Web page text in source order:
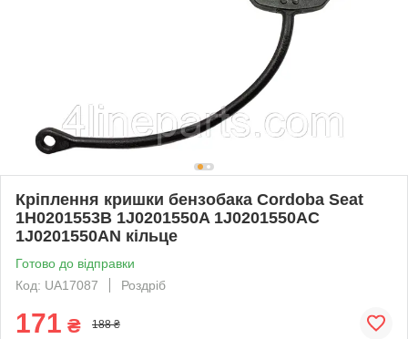
Кріплення кришки бензобака Cordoba Seat
1H0201553B 1J0201550A 1J0201550AC
1J0201550AN кільце
Готово до відправки
Код: UA17087
Роздріб
171 ₴ 188 ₴